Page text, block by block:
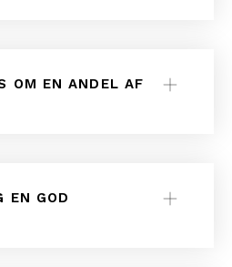
OM EN ANDEL AF
EN GOD